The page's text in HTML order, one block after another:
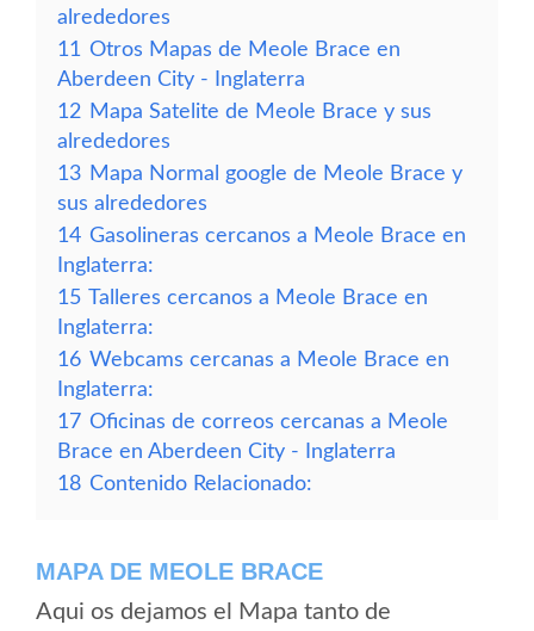
alrededores
11 Otros Mapas de Meole Brace en
Aberdeen City - Inglaterra
12 Mapa Satelite de Meole Brace y sus
alrededores
13 Mapa Normal google de Meole Brace y
sus alrededores
14 Gasolineras cercanos a Meole Brace en
Inglaterra:
15 Talleres cercanos a Meole Brace en
Inglaterra:
16 Webcams cercanas a Meole Brace en
Inglaterra:
17 Oficinas de correos cercanas a Meole
Brace en Aberdeen City - Inglaterra
18 Contenido Relacionado:
MAPA DE MEOLE BRACE
Aqui os dejamos el Mapa tanto de